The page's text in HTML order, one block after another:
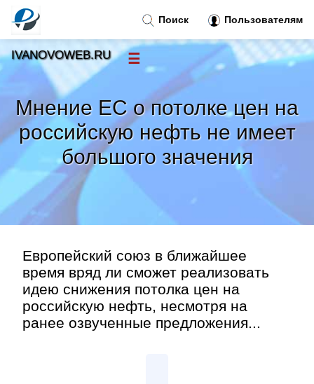
Мнение ЕС о потолке цен на
российскую нефть не имеет
большого значения
Европейский союз в ближайшее
время вряд ли сможет реализовать
идею снижения потолка цен на
российскую нефть, несмотря на
ранее озвученные предложения...
Поиск Пользователям
IVANOVOWEB.RU ☰
Новости
Тренды новостей»
Рубрики»
Правила »